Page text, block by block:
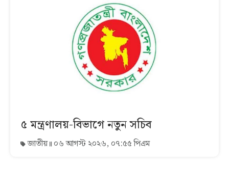
৫ মন্ত্রণালয়-বিভাগে নতুন সচিব
জাতীয় ০৬ আগস্ট ২০২৬, ০৭:৫৫ পিএম